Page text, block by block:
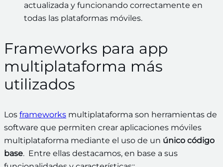
actualizada y funcionando correctamente en
todas las plataformas móviles.
Frameworks para app
multiplataforma más
utilizados
Los frameworks multiplataforma son herramientas de
software que permiten crear aplicaciones móviles
multiplataforma mediante el uso de un único código
base. Entre ellas destacamos, en base a sus